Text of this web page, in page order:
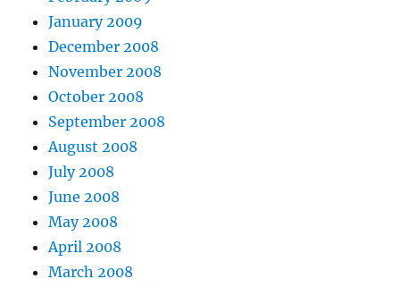
January 2009
December 2008
November 2008
October 2008
September 2008
August 2008
July 2008
June 2008
May 2008
April 2008
March 2008